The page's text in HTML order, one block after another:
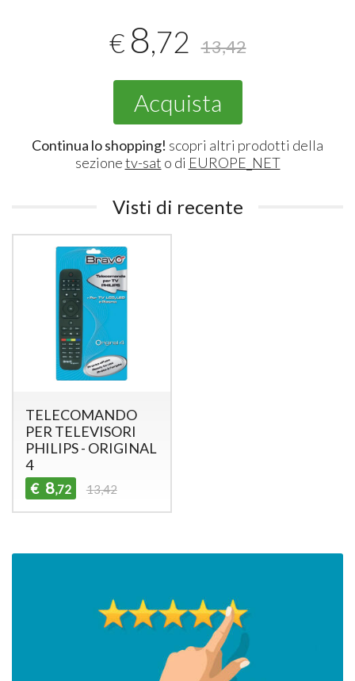
€ 8,72 13,42
Acquista
Continua lo shopping! scopri altri prodotti della
sezionetv-sat o di EUROPE_NET
Visti di recente
TELECOMANDO
PER TELEVISORI
PHILIPS - ORIGINAL
4
€ 8,72 13,42